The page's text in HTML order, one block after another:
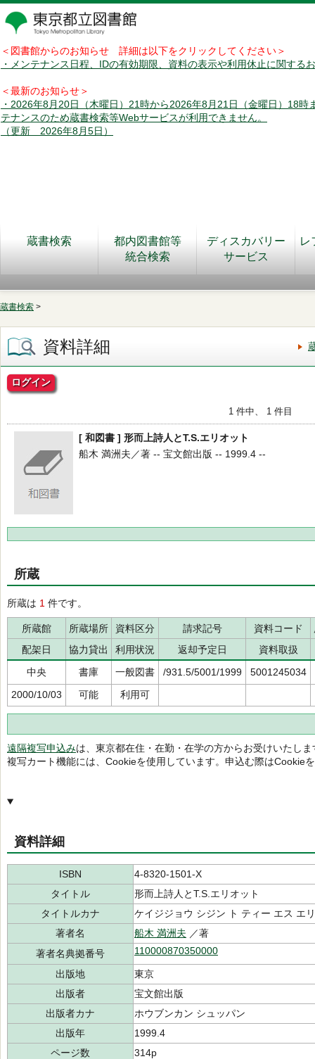
＜図書館からのお知らせ 詳細は以下をクリックしてください＞
・メンテナンス日程、IDの有効期限、資料の表示や利用休止に関する
＜最新のお知らせ＞
・2026年8月20日（木曜日）21時から2026年8月21日（金曜日）18時
テナンスのため蔵書検索等Webサービスが利用できません。
（更新 2026年8月5日）
蔵書検索
都内図書館等
統合検索
ディスカバリー
サービス
レ
蔵書検索 >
資料詳細
ログイン
1 件中、 1 件目
[ 和図書 ] 形而上詩人とT.S.エリオット
船木 満洲夫／著 -- 宝文館出版 -- 1999.4 --
所蔵
所蔵は 1 件です。
所蔵館 所蔵場所 資料区分 請求記号 資料コード
配架日
協力貸出 利用状況 返却予定日
資料取扱
中央
書庫 一般図書 /931.5/5001/1999
5001245034
2000/10/03
可能 利用可
遠隔複写申込みは、東京都在住・在勤・在学の方からお受けいたしま
複写カート機能には、Cookieを使用しています。申込む際はCookie
資料詳細
ISBN
4-8320-1501-X
タイトル
形而上詩人とT.S.エリオット
タイトルカナ
ケイジジョウ シジン ト ティー エス エ
著者名
船木 満洲夫 ／著
著者名典拠番号
110000870350000
出版地
東京
出版者
宝文館出版
出版者カナ
ホウブンカン シュッパン
出版年
1999.4
ページ数
314p